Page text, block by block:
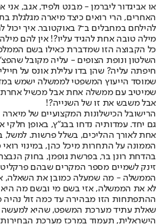
או אביגדור ליברמן - מבנט ולפיד, אגב,
האחרים, הרי רואים כיצד מיארה מגלגלת
להילחם במחבלים ב־7
מילה טובה אחת להגיד עליו?! אין להם
כל הקבוצה הזו שמדברת כאילו בשם
השלטון ונופת הצופים - עליה מקובל
חיפתה עליה? שהן בדו עלילת אונס על
שמוסד הייעוץ המשפטי לממשלה ישמש
שמיטיב עם ממשלה אחת אבל מכשיל
אבל משבש את זו של השנייה?!
הרישובל הכישלונות המקצועיים של
גם יחד. עמדותיה נדחו בבג"ץ, באופן חלקי
אחת לאורך ההליכים, בשלל פרשות. למשל,
הממונה על התחרות מיכל כהן, במינוי רואי
בהדחת רונן בר, בפרשת גופמן, בחוק
זינק לשמיים מספר המקרים שבהם פרקליט
הממשלה - מה שמעלה כמובן את השאלה,
לא את הממשלה, אזי בשם מי ובשם מה היא
ההתפתחות הזו מבהירה עד כמה זול נהיה
שאלת עתיד מערכת המשפט, שהיא למעשה
הישראלית, תעמוד במרכז מערכת